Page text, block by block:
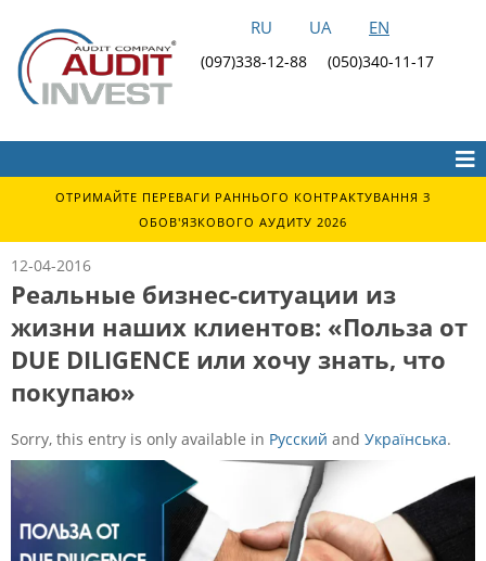
RU UA EN
(097)338-12-88 (050)340-11-17
ОТРИМАЙТЕ ПЕРЕВАГИ РАННЬОГО КОНТРАКТУВАННЯ З
ОБОВ'ЯЗКОВОГО АУДИТУ 2026
12-04-2016
Реальные бизнес-ситуации из
жизни наших клиентов: «Польза от
DUE DILIGENCE или хочу знать, что
покупаю»
Sorry, this entry is only available in Русский and Українська.